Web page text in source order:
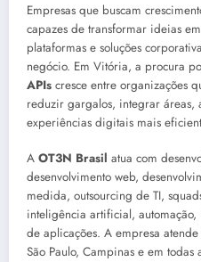
Empresas que buscam
capazes de transformar ideias
plataformas e soluções
negócio. Em Vitória, a procura
APIs cresce entre organizações
reduzir gargalos, integrar áreas,
experiências digitais mais
A OT3N Brasil atua com
desenvolvimento web,
medida, outsourcing de TI,
inteligência artificial, automação,
de aplicações. A empresa
São Paulo, Campinas e em todas